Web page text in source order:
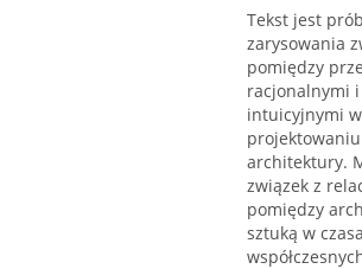
Tekst jest
zarysowania
pomiędzy
racjonalnymi i
intuicyjnymi w
projektowaniu
architektury.
związek z
pomiędzy
sztuką w